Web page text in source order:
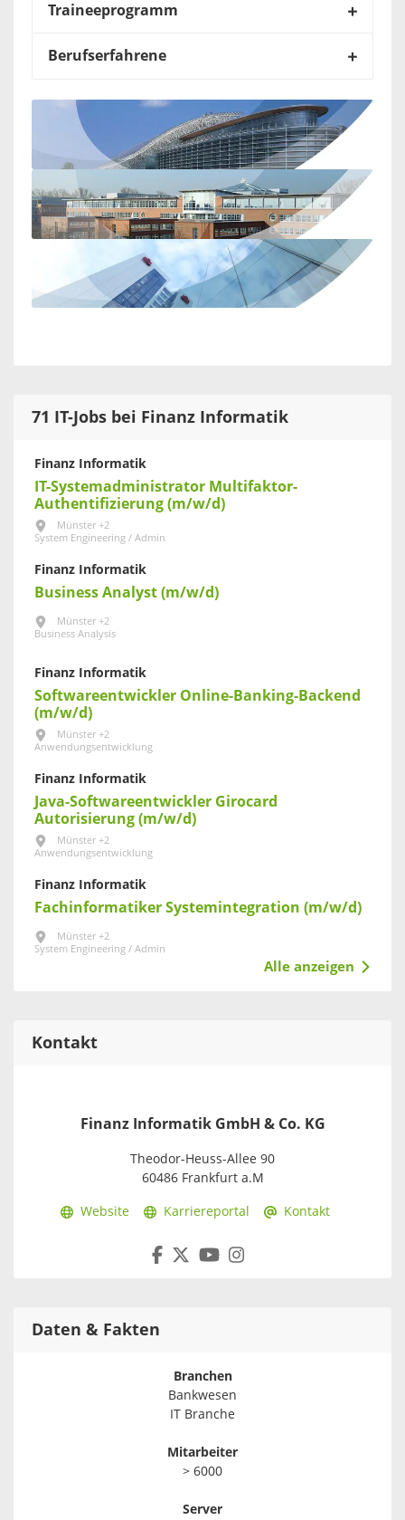
Traineeprogramm
Berufserfahrene
71 IT-Jobs bei Finanz Informatik
Finanz Informatik
IT-Systemadministrator Multifaktor-
Authentifizierung (m/w/d)
Münster +2
System Engineering / Admin
Finanz Informatik
Business Analyst (m/w/d)
Münster +2
Business Analysis
Finanz Informatik
Softwareentwickler Online-Banking-Backend
(m/w/d)
Münster +2
Anwendungsentwicklung
Finanz Informatik
Java-Softwareentwickler Girocard
Autorisierung (m/w/d)
Münster +2
Anwendungsentwicklung
Finanz Informatik
Fachinformatiker Systemintegration (m/w/d)
Münster +2
System Engineering / Admin
Alle anzeigen
Kontakt
Finanz Informatik GmbH & Co. KG
Theodor-Heuss-Allee 90
60486 Frankfurt a.M
Website Karriereportal Kontakt
Daten & Fakten
Branchen
Bankwesen
IT Branche
Mitarbeiter
> 6000
Server